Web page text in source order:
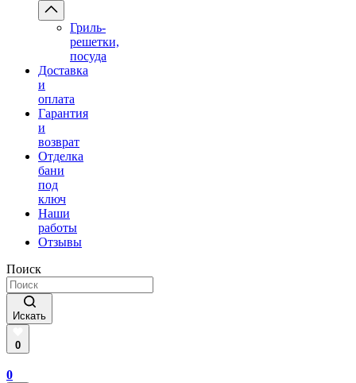
Гриль-
решетки,
посуда
Доставка
и
оплата
Гарантия
и
возврат
Отделка
бани
под
ключ
Наши
работы
Отзывы
Поиск
Искать
0
0